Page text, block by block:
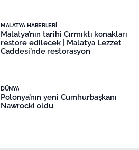
MALATYA HABERLERI
Malatya’nın tarihi Çırmıktı konakları
restore edilecek | Malatya Lezzet
Caddesi’nde restorasyon
DÜNYA
Polonya’nın yeni Cumhurbaşkanı
Nawrocki oldu